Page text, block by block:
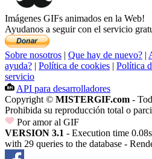
Imágenes GIFs animados en la Web!
Ayudanos a seguir con el servicio
Sobre nosotros | Que hay de nuevo? |
ayuda? | Política de cookies | Política
servicio
API para desarrolladores
Copyright © MISTERGIF.com -
Prohibida su reproducción total o
Por amor al GIF
VERSION 3.1 - Execution time
with 29 queries to the database -